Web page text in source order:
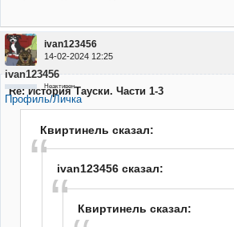
ivan123456
14-02-2024 12:25
ivan123456
Неактивен
Профиль/Личка
Re: История Тауски. Части 1-3
Квиртинель сказал:
ivan123456 сказал:
Квиртинель сказал: